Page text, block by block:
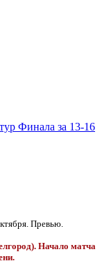
Финала за 13-16
Превью.
Начало матча